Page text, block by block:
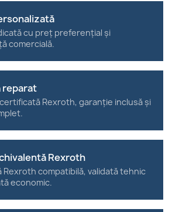
cu preț preferențial și
comercială.
reparat
Rexroth, garanție inclusă și
Rexroth
Rexroth compatibilă, validată tehnic
economic.